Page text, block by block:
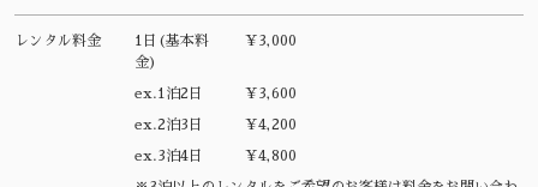
レンタル料金
1日(基本料
金)
¥3,000
ex.1泊2日 ¥3,600
ex.2泊3日 ¥4,200
ex.3泊4日 ¥4,800